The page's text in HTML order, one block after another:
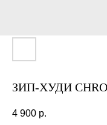
ЗИП-ХУДИ
4 900 р.